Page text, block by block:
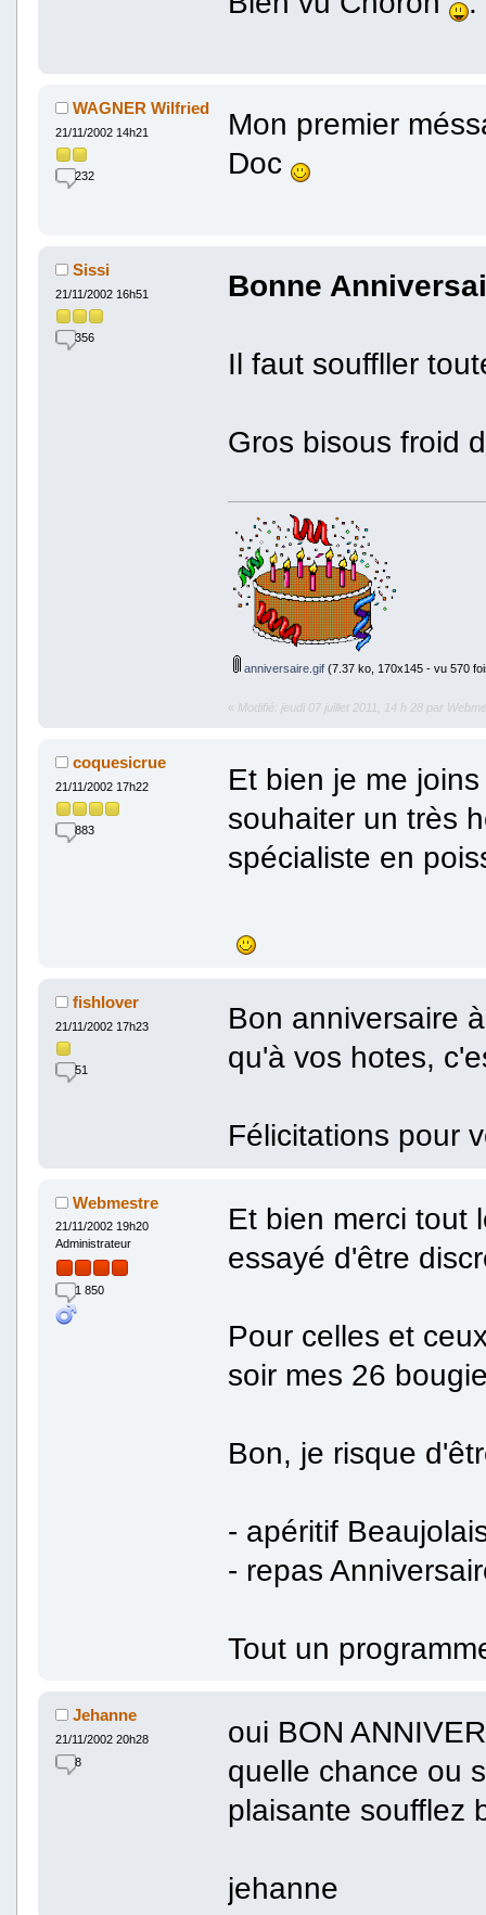
WAGNER Wilfried
21/11/2002 14h21
232
Mon premier
Doc
Sissi
21/11/2002 16h51
356
Bonne
Il faut souffller
Gros bisous froid
anniversaire.gif (7.37 ko, 170x145 - vu 570
« Modifié: jeudi 07 juillet 2011, 14 h 28 par
coquesicrue
21/11/2002 17h22
883
Et bien je me
souhaiter un très
spécialiste en
fishlover
21/11/2002 17h23
51
Bon anniversaire
qu'à vos hotes,
Félicitations pour
Webmestre
21/11/2002 19h20
Administrateur
1 850
Et bien merci tout
essayé d'être
Pour celles et
soir mes 26
Bon, je risque
- apéritif
- repas
Tout un
Jehanne
21/11/2002 20h28
8
oui BON
quelle chance ou
plaisante soufflez
jehanne